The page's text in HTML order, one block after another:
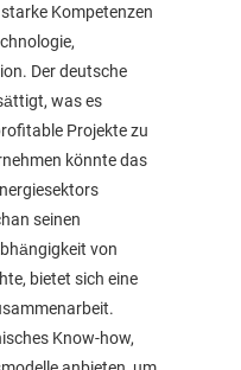
Kompetenzen
Der deutsche
was es
Projekte zu
könnte das
seinen
von
bietet sich eine
Know-how,